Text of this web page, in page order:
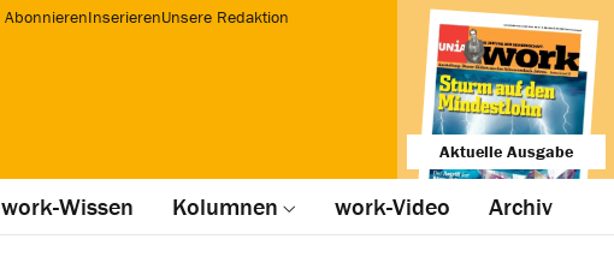
AbonnierenInserierenUnsere Redaktion
Aktuelle Ausgabe
work-Wissen Kolumnen work-Video Archiv